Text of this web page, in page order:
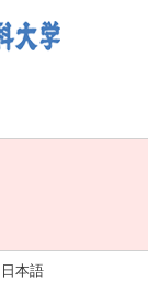
日本語